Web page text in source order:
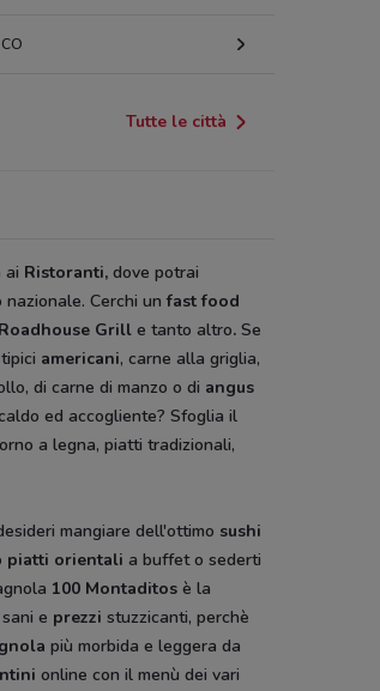
Tutte le città
ai Ristoranti, dove potrai
Cerchi unfast food
Grill e tanto altro. Se
tipici americani, carne alla griglia,
di carne di manzo o di angus
ed accogliente? Sfoglia il
a legna, piatti tradizionali,
mangiare dell'ottimo sushi
piatti orientali a buffet o sederti
100 Montaditos è la
e prezzi stuzzicanti, perchè
più morbida e leggera da
online con il menù dei vari